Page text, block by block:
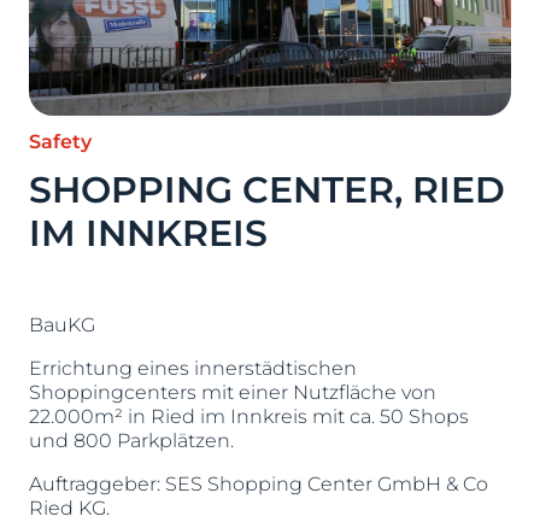
Safety
SHOPPING CENTER, RIED
IM INNKREIS
BauKG
Errichtung eines innerstädtischen
Shoppingcenters mit einer Nutzfläche von
22.000m² in Ried im Innkreis mit ca. 50 Shops
und 800 Parkplätzen.
Auftraggeber: SES Shopping Center GmbH & Co
Ried KG.